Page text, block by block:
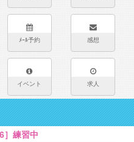
ﾒｰﾙ予約 感想
イベント 求人
］練習中